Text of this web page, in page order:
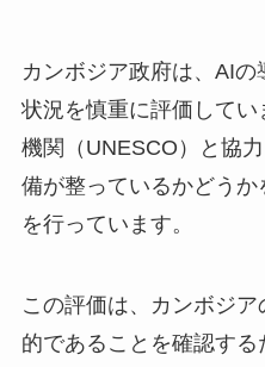
カンボジア政府は、AI
状況を慎重に評価して
機関（UNESCO）と協
備が整っているかどう
を行っています。
この評価は、カンボジ
的であることを確認す